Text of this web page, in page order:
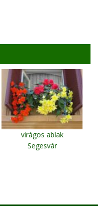
virágos ablak
Segesvár